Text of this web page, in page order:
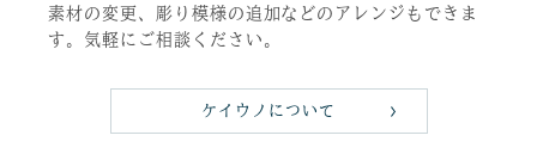
素材の変更、彫り模様の追加などのアレンジもできま
す。気軽にご相談ください。
ケイウノについて